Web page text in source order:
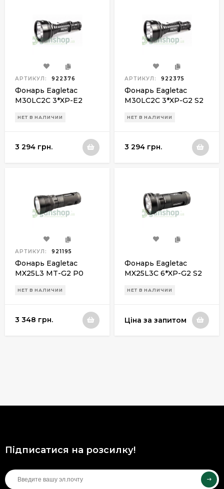
АРТИКУЛ: 922376
Фонарь Eagletac
M30LC2C 3*XP-E2
НЕТ В НАЛИЧИИ
3 294 грн.
АРТИКУЛ: 922375
Фонарь Eagletac
M30LC2C 3*XP-G2 S2
НЕТ В НАЛИЧИИ
3 294 грн.
АРТИКУЛ: 921195
Фонарь Eagletac
MX25L3 MT-G2 P0
НЕТ В НАЛИЧИИ
3 348 грн.
Фонарь Eagletac
MX25L3C 6*XP-G2 S2
НЕТ В НАЛИЧИИ
Ціна за запитом
Підписатися на розсилку!